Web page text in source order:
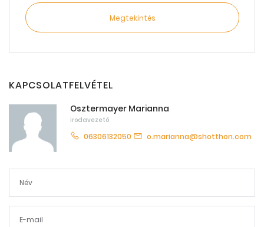
Megtekintés
KAPCSOLATFELVÉTEL
Osztermayer Marianna
irodavezető
06306132050 o.marianna@shotthon.com